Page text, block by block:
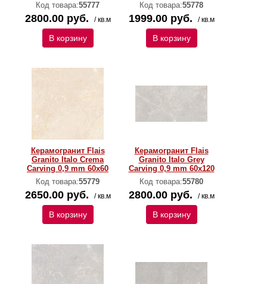
Код товара:55777
2800.00 руб. / кв.м
В корзину
Код товара:55778
1999.00 руб. / кв.м
В корзину
Керамогранит Flais
Granito Italo Crema
Carving 0,9 mm 60х60
Код товара:55779
2650.00 руб. / кв.м
В корзину
Керамогранит Flais
Granito Italo Grey
Carving 0,9 mm 60х120
Код товара:55780
2800.00 руб. / кв.м
В корзину